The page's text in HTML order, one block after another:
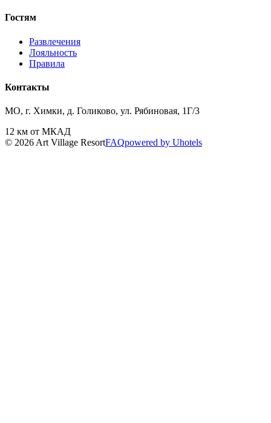
Гостям
Развлечения
Лояльность
Правила
Контакты
МО, г. Химки, д. Голиково, ул. Рябиновая, 1Г/3
12 км от МКАД
© 2026 Art Village ResortFAQpowered by Uhotels